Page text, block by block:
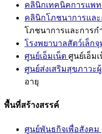
คลินิกเทคนิคการแพท
คลินิกโภชนาการแล
โภชนาการและการก
โรงพยาบาลสัตว์เล็กจุ
ศูนย์เอ็มเน็ต ศูนย์เอ็ม
ศูนย์ส่งเสริมสุขภาวะ
อายุ
พื้นที่สร้างสรรค์
ศูนย์พันธกิจเพื่อสังคม